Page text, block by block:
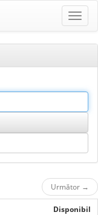
Următor →
Disponibil